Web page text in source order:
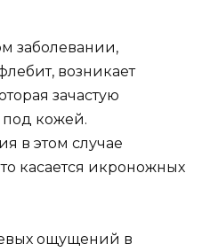
заболевании,
возникает
зачастую
под кожей.
в этом случае
касается икроножных
ощущений в